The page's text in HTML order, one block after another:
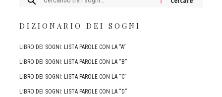
DIZIONARIO DEI SOGNI
LIBRO DEI SOGNI: LISTA PAROLE CON LA “A”
LIBRO DEI SOGNI: LISTA PAROLE CON LA “B”
LIBRO DEI SOGNI: LISTA PAROLE CON LA “C”
LIBRO DEI SOGNI: LISTA PAROLE CON LA “D”